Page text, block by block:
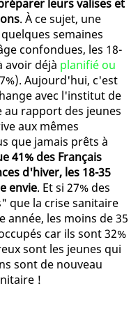
leurs valises et
. À ce sujet, une
semaines
confondues, les 18-
avoir déjà planifié ou
Aujourd'hui, c'est
avec l'institut de
rapport des jeunes
aux mêmes
que jamais prêts à
41% des Français
d'hiver, les 18-35
envie. Et si 27% des
que la crise sanitaire
année, les moins de 35
car ils sont 32%
sont les jeunes qui
sont de nouveau
!